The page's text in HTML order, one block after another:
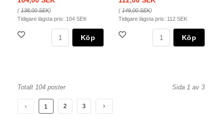
(138,00 SEK)
Tidigare lägsta pris: 104 SEK
Köp
(149,00 SEK)
Tidigare lägsta pris: 112 SEK
Köp
Totalt 104 poster Sida 1 av 3
1 2 3